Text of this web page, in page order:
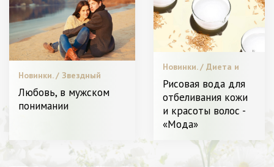
Новинки. / Звездный
стиль. / Пластическая
хирургия / Мода. /
Меняем образ. / Видео. /
в Тренде. / Я Женщина -
Любовь, в мужском
понимании
Новинки. / Диета и
питание. / Уход за
лицом и телом. /
Звездный стиль. /
Пластическая
хирургия / Красота. /
Леди в Тренде. / Я
Женщина - Разное
Рисовая вода для
отбеливания кожи
и красоты волос -
«Мода»